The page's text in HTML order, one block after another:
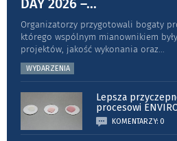
DAY 2026 –...
Organizatorzy przygotowali bogaty
którego wspólnym mianownikiem
projektów, jakość wykonania oraz...
WYDARZENIA
Lepsza
procesowi
KOMENTARZY: 0